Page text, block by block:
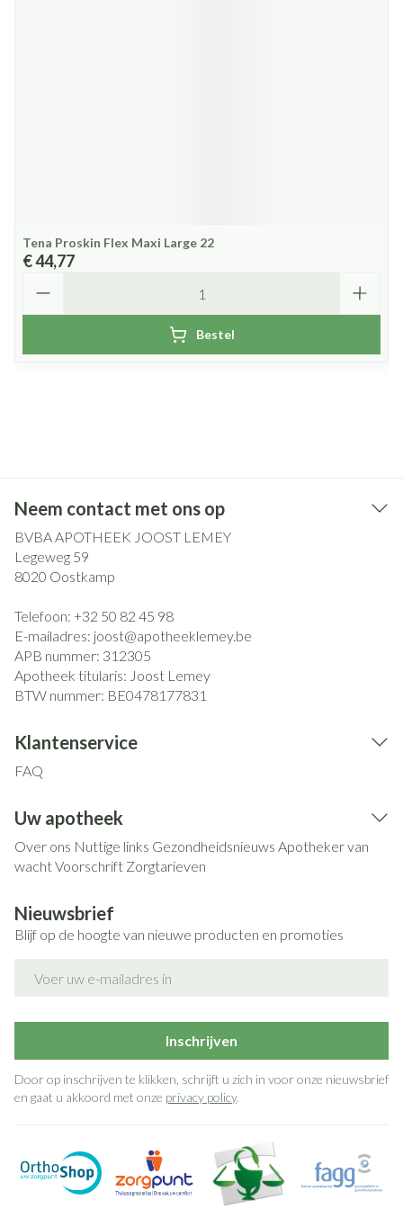
Tena Proskin Flex Maxi Large 22
€ 44,77
Bestel
Neem contact met ons op
BVBA APOTHEEK JOOST LEMEY
Legeweg 59
8020 Oostkamp
Telefoon: +32 50 82 45 98
E-mailadres: joost@apotheeklemey.be
APB nummer: 312305
Apotheek titularis: Joost Lemey
BTW nummer: BE0478177831
Klantenservice
FAQ
Uw apotheek
Over ons Nuttige links Gezondheidsnieuws Apotheker van
wachtVoorschrift Zorgtarieven
Nieuwsbrief
Blijf op de hoogte van nieuwe producten en promoties
Inschrijven
Door op inschrijven te klikken, schrijft u zich in voor onze nieuwsbrief
en gaat u akkoord met onze privacy policy.